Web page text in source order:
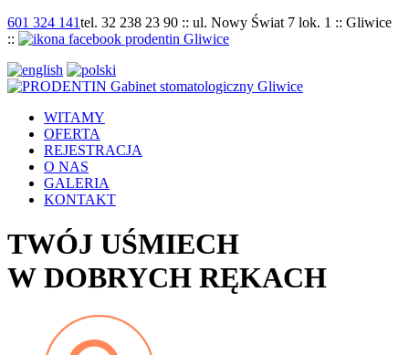
601 324 141tel. 32 238 23 90 :: ul. Nowy Świat 7 lok. 1 :: Gliwice
::
WITAMY
OFERTA
REJESTRACJA
O NAS
GALERIA
KONTAKT
TWÓJ UŚMIECH
W DOBRYCH RĘKACH